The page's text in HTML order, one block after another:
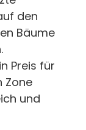
den
Bäume
Preis für
Zone
und